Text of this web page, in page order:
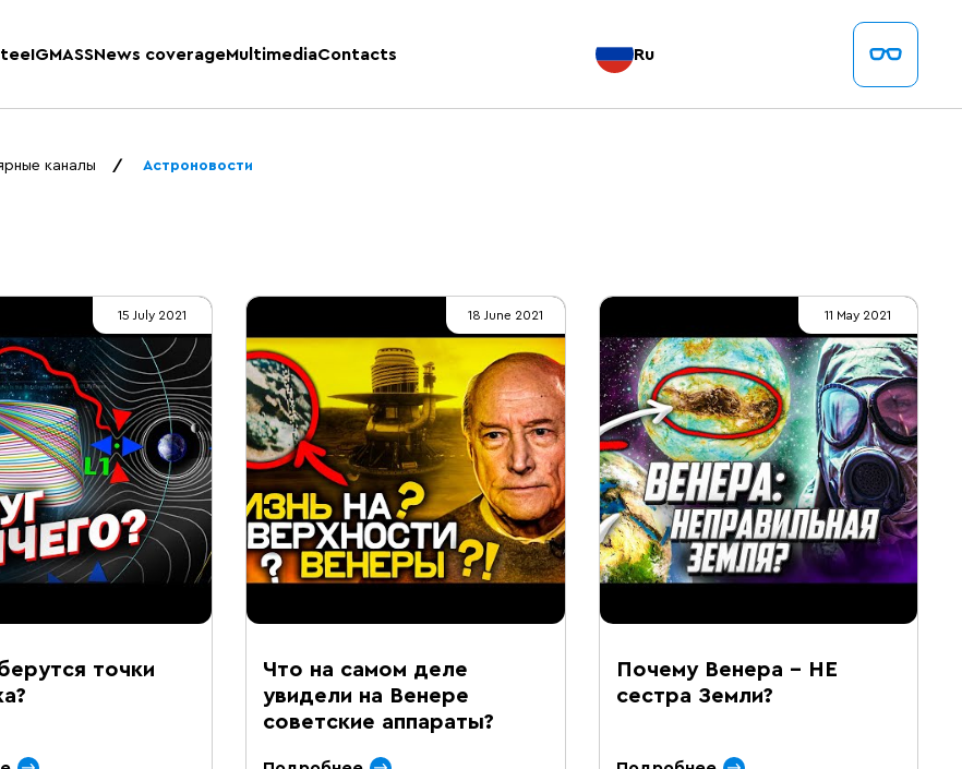
IGMASSNews coverageMultimediaContacts Ru
каналы Астроновости
15 July 2021
точки
18 June 2021
Что на самом деле
увидели на Венере
советские аппараты?
11 May 2021
Почему Венера – НЕ
сестра Земли?